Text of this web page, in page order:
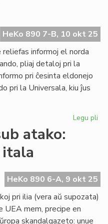
de
HeKo 890 7-B, 10 okt 25
informoj el norda
pliaj detaloj pri la
pri ĉesinta eldonejo
pri la Universala, kiu ĵus
Legu pli
la
atako:
itala
HeKo 890 6-A, 9 okt 25
pri ilia (vera aŭ supozata)
mem, precipe en
skandalgazeto: unue